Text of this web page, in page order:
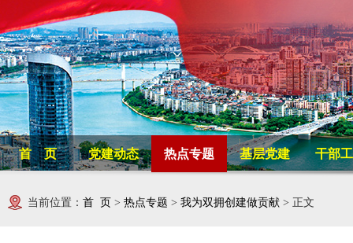
首 页 党建动态 热点专题 基层党建 干部
当前位置： 首 页 > 热点专题 > 我为双拥创建做贡献 > 正文